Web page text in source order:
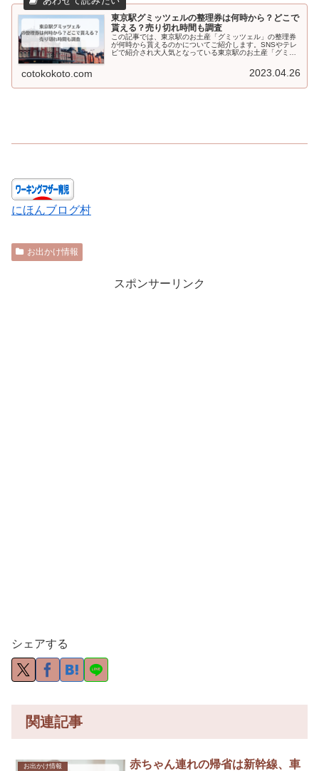
東京駅グミッツェルの整理券は何時から？どこで
貰える？売り切れ時間も調査
この記事では、東京駅のお土産「グミッツェル」の整理券
が何時から貰えるのかについてご紹介します。SNSやテレ
ビで紹介され大人気となっている東京駅のお土産「グミッ
cotokokoto.com 2023.04.26
にほんブログ村
お出かけ情報
スポンサーリンク
シェアする
関連記事
お出かけ情報
赤ちゃん連れの帰省は新幹線、車